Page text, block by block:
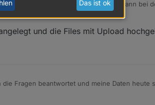
hat:
und die Files mit Upload
Fragen beantwortet und meine Daten heute
auch von mir vielen Dank!) - lief ohne Fehler
Das ist ok